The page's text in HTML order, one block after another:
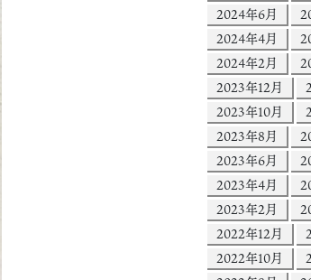
2024年6月
2024年4月
2024年2月
2023年12月
2023年10月
2023年8月
2023年6月
2023年4月
2023年2月
2022年12月
2022年10月